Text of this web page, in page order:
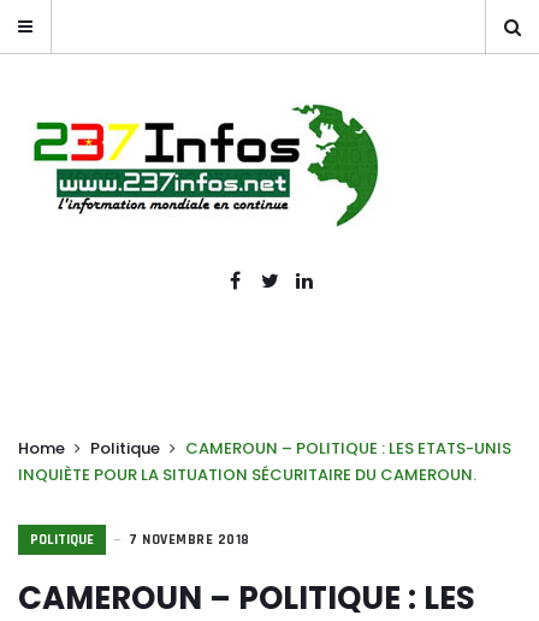
Home Politique
CAMEROUN – POLITIQUE : LES ETATS-UNIS
INQUIÈTE POUR LA SITUATION SÉCURITAIRE DU CAMEROUN.
POLITIQUE 7 NOVEMBRE 2018
CAMEROUN – POLITIQUE : LES